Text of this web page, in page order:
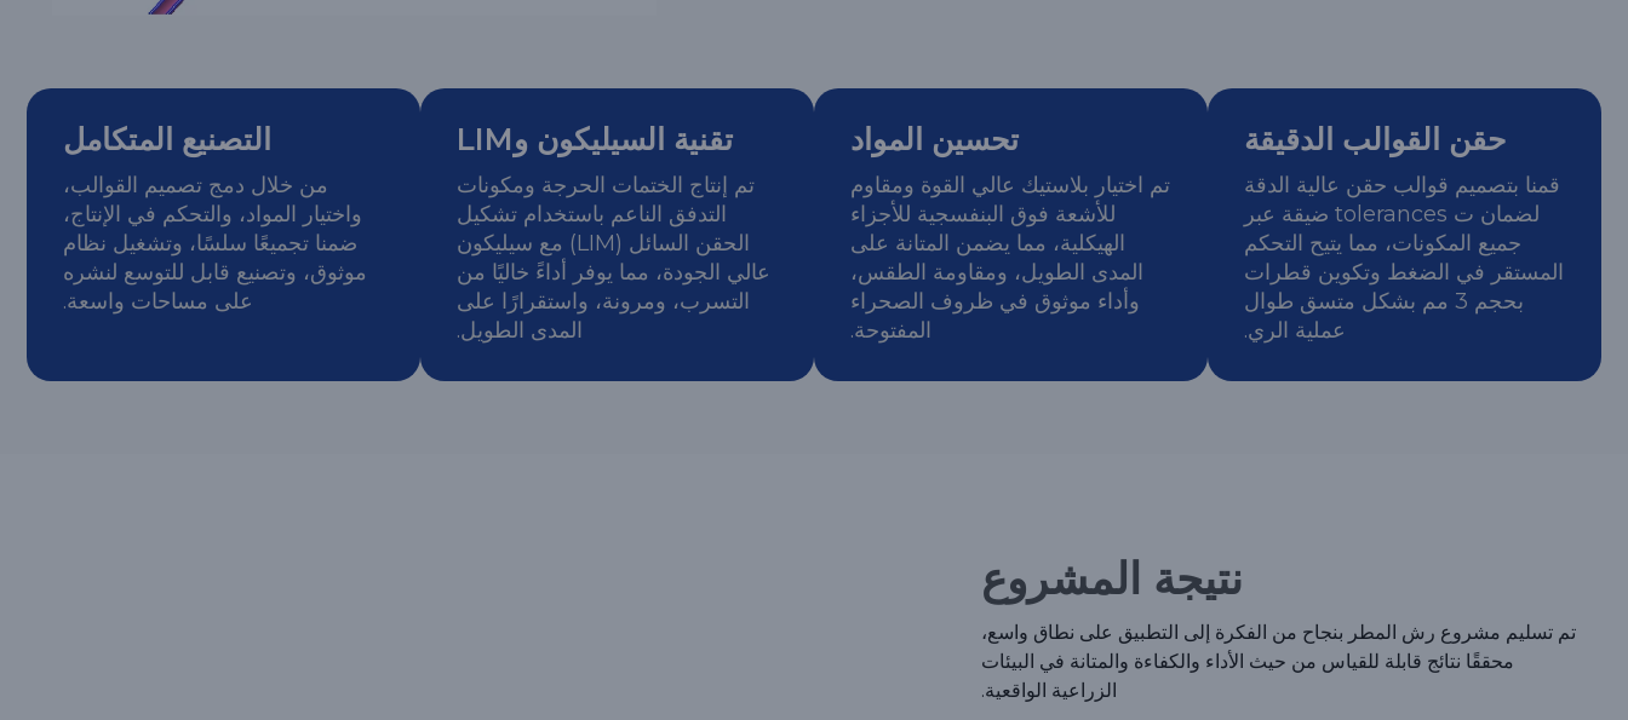
حقن القوالب الدقيقة
قمنا بتصميم قوالب حقن عالية الدقة
لضمان ت tolerances ضيقة عبر
جميع المكونات، مما يتيح التحكم
المستقر في الضغط وتكوين قطرات
بحجم 3 مم بشكل متسق طوال
عملية الري.
تحسين المواد
تم اختيار بلاستيك عالي القوة ومقاوم
للأشعة فوق البنفسجية للأجزاء
الهيكلية، مما يضمن المتانة على
المدى الطويل، ومقاومة الطقس،
وأداء موثوق في ظروف الصحراء
المفتوحة.
تقنية السيليكون وLIM
تم إنتاج الختمات الحرجة ومكونات
التدفق الناعم باستخدام تشكيل
الحقن السائل (LIM) مع سيليكون
عالي الجودة، مما يوفر أداءً خاليًا من
التسرب، ومرونة، واستقرارًا على
المدى الطويل.
التصنيع المتكامل
من خلال دمج تصميم القوالب،
واختيار المواد، والتحكم في الإنتاج،
ضمنا تجميعًا سلسًا، وتشغيل نظام
موثوق، وتصنيع قابل للتوسع لنشره
على مساحات واسعة.
نتيجة المشروع
تم تسليم مشروع رش المطر بنجاح من الفكرة إلى التطبيق على نطاق واسع،
محققًا نتائج قابلة للقياس من حيث الأداء والكفاءة والمتانة في البيئات
الزراعية الواقعية.